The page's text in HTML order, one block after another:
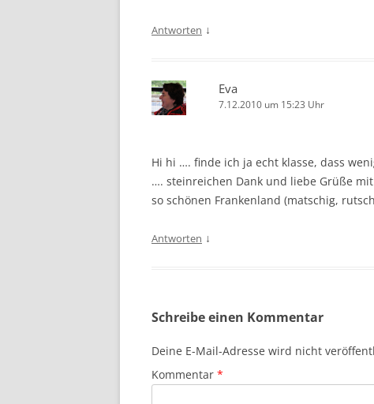
Antworten ↓
Eva
7.12.2010 um 15:23 Uhr
Hi hi …. finde ich ja echt klasse, dass
…. steinreichen Dank und liebe Grüße
so schönen Frankenland (matschig,
Antworten ↓
Schreibe einen Kommentar
Deine E-Mail-Adresse wird nicht
Kommentar *